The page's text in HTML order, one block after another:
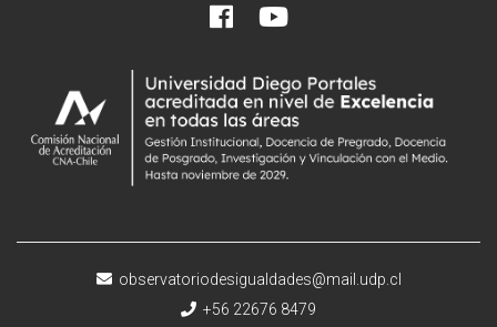
observatoriodesigualdades@mail.udp.cl
+56 22676 8479